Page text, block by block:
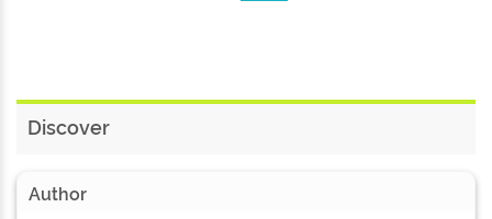
Discover
Author